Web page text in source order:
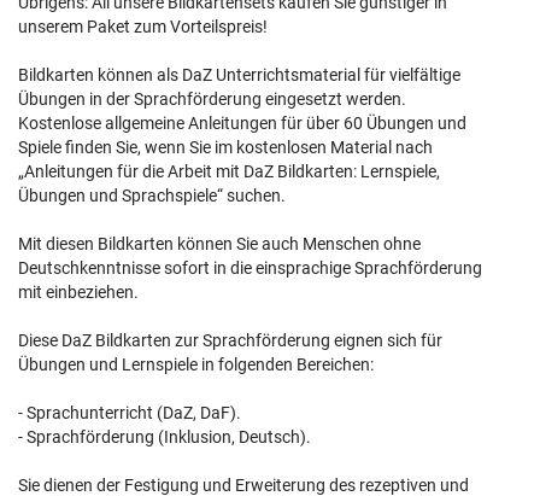
unserem Paket zum Vorteilspreis!
Bildkarten können als DaZ Unterrichtsmaterial für vielfältige
Übungen in der Sprachförderung eingesetzt werden.
Kostenlose allgemeine Anleitungen für über 60 Übungen und
Spiele finden Sie, wenn Sie im kostenlosen Material nach
„Anleitungen für die Arbeit mit DaZ Bildkarten: Lernspiele,
Übungen und Sprachspiele“ suchen.
Mit diesen Bildkarten können Sie auch Menschen ohne
Deutschkenntnisse sofort in die einsprachige Sprachförderung
mit einbeziehen.
Diese DaZ Bildkarten zur Sprachförderung eignen sich für
Übungen und Lernspiele in folgenden Bereichen:
- Sprachunterricht (DaZ, DaF).
- Sprachförderung (Inklusion, Deutsch).
Sie dienen der Festigung und Erweiterung des rezeptiven und